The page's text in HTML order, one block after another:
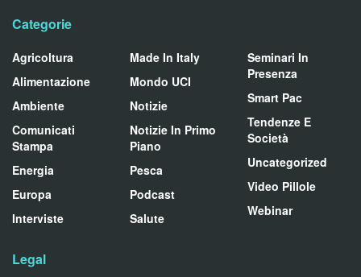
Categorie
Agricoltura
Alimentazione
Ambiente
Comunicati
Stampa
Energia
Europa
Interviste
Made In Italy
Mondo UCI
Notizie
Notizie In Primo
Piano
Pesca
Podcast
Salute
Seminari In
Presenza
Smart Pac
Tendenze E
Società
Uncategorized
Video Pillole
Webinar
Legal